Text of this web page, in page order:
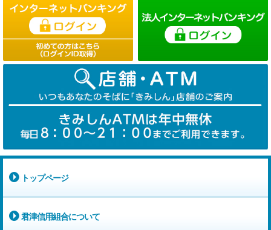
トップページ
君津信用組合について